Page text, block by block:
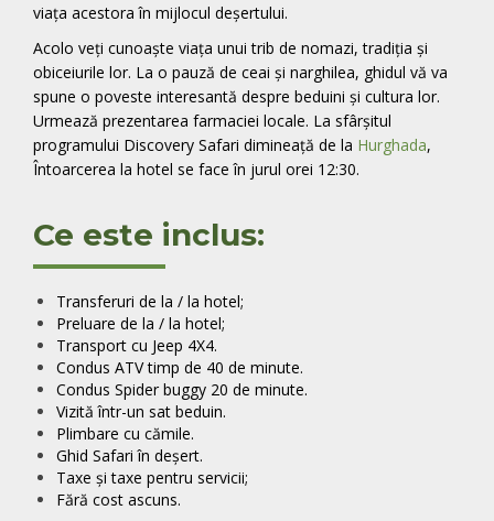
viața acestora în mijlocul deșertului.
Acolo veți cunoaște viața unui trib de nomazi, tradiția și
obiceiurile lor. La o pauză de ceai și narghilea, ghidul vă va
spune o poveste interesantă despre beduini și cultura lor.
Urmează prezentarea farmaciei locale. La sfârșitul
programului Discovery Safari dimineață de la Hurghada,
Întoarcerea la hotel se face în jurul orei 12:30.
Ce este inclus:
Transferuri de la / la hotel;
Preluare de la / la hotel;
Transport cu Jeep 4X4.
Condus ATV timp de 40 de minute.
Condus Spider buggy 20 de minute.
Vizită într-un sat beduin.
Plimbare cu cămile.
Ghid Safari în deșert.
Taxe și taxe pentru servicii;
Fără cost ascuns.